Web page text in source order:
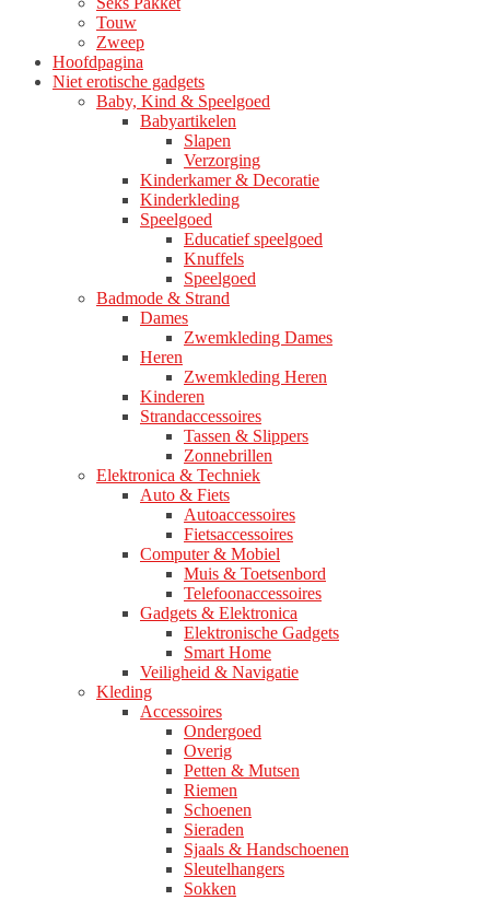
Touw
Zweep
Hoofdpagina
Niet erotische gadgets
Baby, Kind & Speelgoed
Babyartikelen
Slapen
Verzorging
Kinderkamer & Decoratie
Kinderkleding
Speelgoed
Educatief speelgoed
Knuffels
Speelgoed
Badmode & Strand
Dames
Zwemkleding Dames
Heren
Zwemkleding Heren
Kinderen
Strandaccessoires
Tassen & Slippers
Zonnebrillen
Elektronica & Techniek
Auto & Fiets
Autoaccessoires
Fietsaccessoires
Computer & Mobiel
Muis & Toetsenbord
Telefoonaccessoires
Gadgets & Elektronica
Elektronische Gadgets
Smart Home
Veiligheid & Navigatie
Kleding
Accessoires
Ondergoed
Overig
Petten & Mutsen
Riemen
Schoenen
Sieraden
Sjaals & Handschoenen
Sleutelhangers
Sokken